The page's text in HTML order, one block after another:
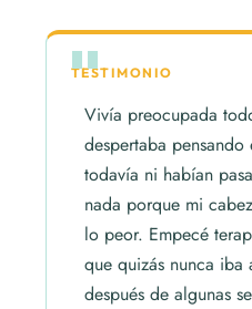
TESTIMONIO
Vivía preocupada
despertaba
todavía ni habían
nada porque mi
lo peor. Empecé
que quizás nunca iba
después de algunas